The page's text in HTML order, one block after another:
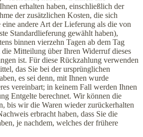
erhalten haben, einschließlich der
der zusätzlichen Kosten, die sich
eine andere Art der Lieferung als die von
Standardlieferung gewählt haben),
binnen vierzehn Tagen ab dem Tag
Mitteilung über Ihren Widerruf dieses
ist. Für diese Rückzahlung verwenden
das Sie bei der ursprünglichen
es sei denn, mit Ihnen wurde
vereinbart; in keinem Fall werden Ihnen
Entgelte berechnet. Wir können die
bis wir die Waren wieder zurückerhalten
erbracht haben, dass Sie die
je nachdem, welches der frühere